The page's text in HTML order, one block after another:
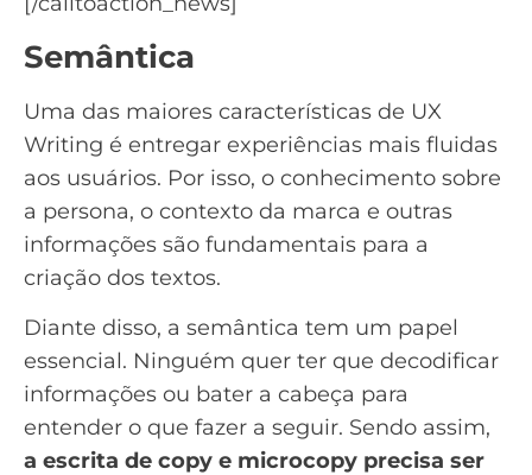
Semântica
Uma das maiores características de UX
Writing é entregar experiências mais fluidas
aos usuários. Por isso, o conhecimento sobre
a persona, o contexto da marca e outras
informações são fundamentais para a
criação dos textos.
Diante disso, a semântica tem um papel
essencial. Ninguém quer ter que decodificar
informações ou bater a cabeça para
entender o que fazer a seguir. Sendo assim,
a escrita de copy e microcopy precisa ser